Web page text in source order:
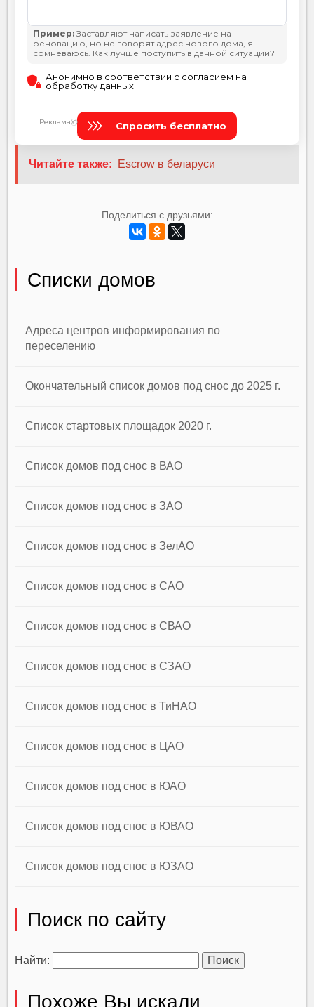
Читайте также: Escrow в беларуси
Поделиться с друзьями:
Списки домов
Адреса центров информирования по
переселению
Окончательный список домов под снос до 2025 г.
Список стартовых площадок 2020 г.
Список домов под снос в ВАО
Список домов под снос в ЗАО
Список домов под снос в ЗелАО
Список домов под снос в САО
Список домов под снос в СВАО
Список домов под снос в СЗАО
Список домов под снос в ТиНАО
Список домов под снос в ЦАО
Список домов под снос в ЮАО
Список домов под снос в ЮВАО
Список домов под снос в ЮЗАО
Поиск по сайту
Найти:
Похоже Вы искали